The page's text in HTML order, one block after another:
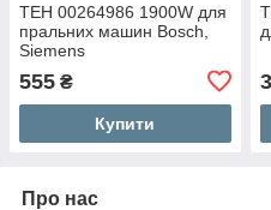
ТЕН 00264986 1900W для
пральних машин Bosch,
Siemens
555 ₴
Купити
Про нас